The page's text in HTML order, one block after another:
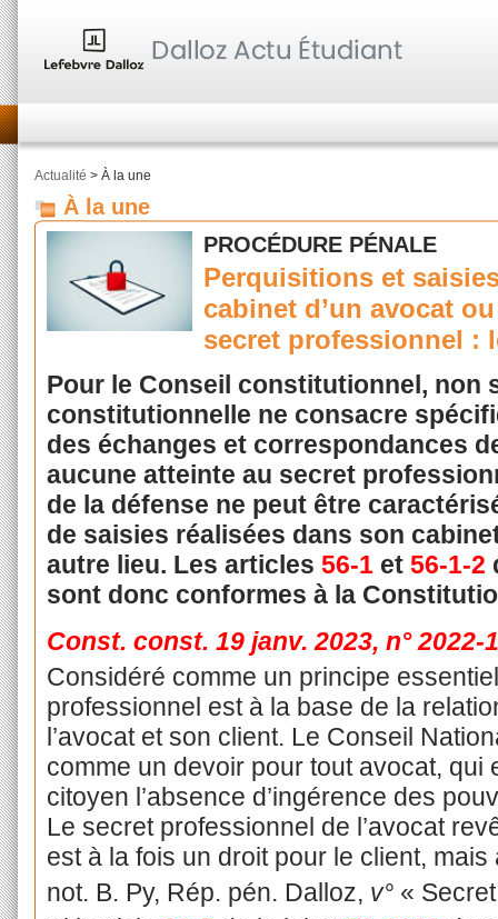
Actualité > À la une
À la une
PROCÉDURE PÉNALE
Perquisitions et
cabinet d’un avocat
secret professionnel :
Pour le Conseil constitutionnel, non
constitutionnelle ne consacre
des échanges et correspondances
aucune atteinte au secret
de la défense ne peut être
de saisies réalisées dans son
autre lieu. Les articles 56-1et 56-1-2
sont donc conformes à la
Const. const. 19 janv. 2023, n° 2022-
Considéré comme un principe
professionnel est à la base de la
l’avocat et son client. Le Conseil
comme un devoir pour tout avocat, qui
citoyen l’absence d’ingérence des
Le secret professionnel de l’avocat
est à la fois un droit pour le client,
not. B. Py, Rép. pén. Dalloz, v°«